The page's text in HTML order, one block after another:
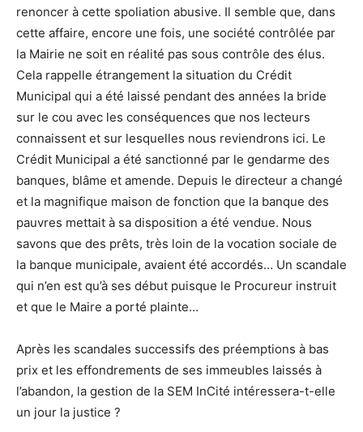
renoncer à cette spoliation abusive. Il semble que, dans
cette affaire, encore une fois, une société contrôlée par
la Mairie ne soit en réalité pas sous contrôle des élus.
Cela rappelle étrangement la situation du Crédit
Municipal qui a été laissé pendant des années la bride
sur le cou avec les conséquences que nos lecteurs
connaissent et sur lesquelles nous reviendrons ici. Le
Crédit Municipal a été sanctionné par le gendarme des
banques, blâme et amende. Depuis le directeur a changé
et la magnifique maison de fonction que la banque des
pauvres mettait à sa disposition a été vendue. Nous
savons que des prêts, très loin de la vocation sociale de
la banque municipale, avaient été accordés… Un scandale
qui n’en est qu’à ses début puisque le Procureur instruit
et que le Maire a porté plainte…
Après les scandales successifs des préemptions à bas
prix et les effondrements de ses immeubles laissés à
l’abandon, la gestion de la SEM InCité intéressera-t-elle
un jour la justice ?